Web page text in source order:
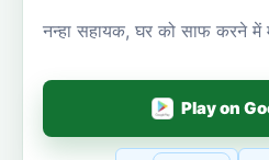
नन्हा सहायक, घर को साफ करने में
Play on